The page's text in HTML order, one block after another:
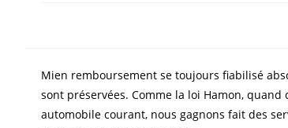
Mien remboursement se toujours fiabilisé
sont préservées. Comme la loi Hamon,
automobile courant, nous gagnons fait des